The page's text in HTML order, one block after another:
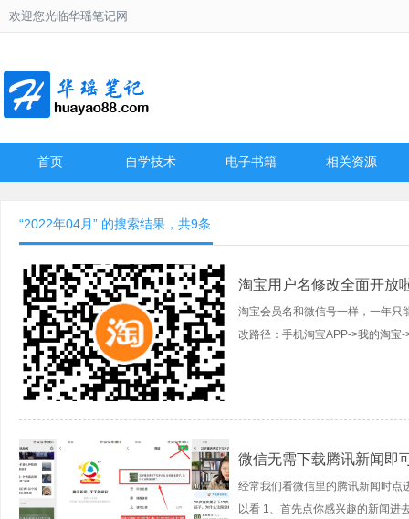
欢迎您光临华瑶笔记网
首页 自学技术 电子书籍 相关资源
“2022年04月” 的搜索结果，共9条
淘宝用户名修改全面开放
淘宝会员名和微信号一样，一年只
改路径：手机淘宝APP->我的淘宝-
微信无需下载腾讯新闻即
经常我们看微信里的腾讯新闻时点
以看 1、首先点你感兴趣的新闻进